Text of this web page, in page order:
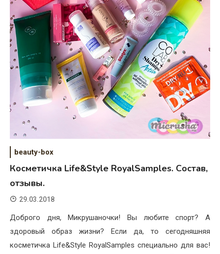
beauty-box
Косметичка Life&Style RoyalSamples. Состав,
отзывы.
29.03.2018
Доброго дня, Микрушаночки! Вы любите спорт? А
здоровый образ жизни? Если да, то сегодняшняя
косметичка Life&Style RoyalSamples специально для вас!